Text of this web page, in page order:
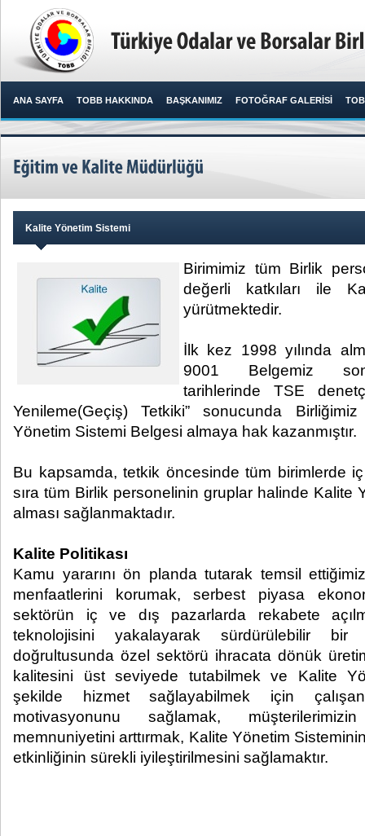
ANA SAYFA TOBB HAKKINDA BAŞKANIMIZ FOTOĞRAF GALERİSİ
Kalite Yönetim Sistemi
Birimimiz tüm Birlik
değerli katkıları ile
yürütmektedir.
İlk kez 1998 yılında
9001 Belgemiz son
tarihlerinde TSE
Yenileme(Geçiş) Tetkiki” sonucunda
Yönetim Sistemi Belgesi almaya hak kazanmıştır.
Bu kapsamda, tetkik öncesinde tüm birimlerde iç
sıra tüm Birlik personelinin gruplar halinde Kalite
alması sağlanmaktadır.
Kalite Politikası
Kamu yararını ön planda tutarak temsil
menfaatlerini korumak, serbest piyasa
sektörün iç ve dış pazarlarda rekabete
teknolojisini yakalayarak sürdürülebilir bir
doğrultusunda özel sektörü ihracata dönük
kalitesini üst seviyede tutabilmek ve Kalite
şekilde hizmet sağlayabilmek için
motivasyonunu sağlamak,
memnuniyetini arttırmak, Kalite Yönetim
etkinliğinin sürekli iyileştirilmesini sağlamaktır.